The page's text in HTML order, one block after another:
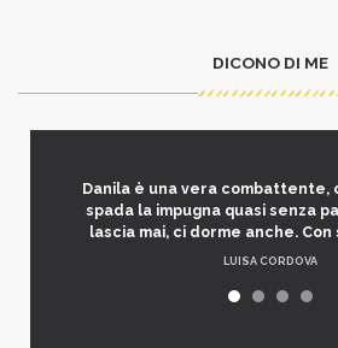
DICONO DI ME
Danila è una vera combattente,
spada la impugna quasi senza
lascia mai, ci dorme anche.
LUISA CORDOVA